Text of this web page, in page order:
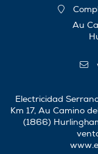
Au
Electricidad
Km 17, Au Camino
(1866)